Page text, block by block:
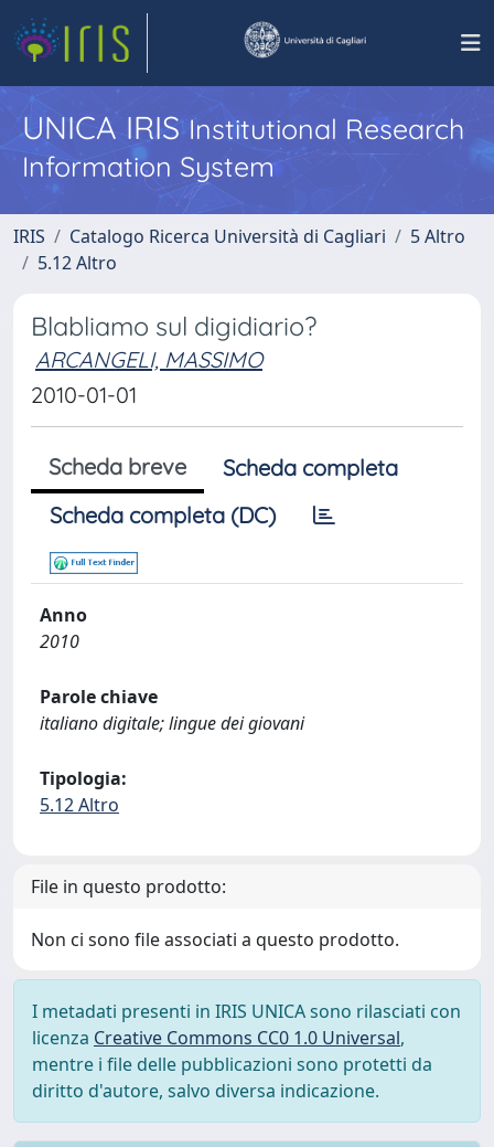
UNICA IRISInstitutional Research
Information System
IRIS Catalogo Ricerca Università di Cagliari
5 Altro
5.12 Altro
Blabliamo sul digidiario?
ARCANGELI, MASSIMO
2010-01-01
Scheda breve
Scheda completa
Scheda completa (DC)
Anno
2010
Parole chiave
italiano digitale; lingue dei giovani
Tipologia:
5.12 Altro
File in questo prodotto:
Non ci sono file associati a questo prodotto.
I metadati presenti in IRIS UNICA sono rilasciati con
licenza Creative Commons CC0 1.0 Universal,
mentre i file delle pubblicazioni sono protetti da
diritto d'autore, salvo diversa indicazione.